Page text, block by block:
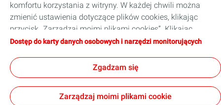
Informacje prawnePolityka prywatności
Ogólne warunki sprzedaży
Accessibility: partially compliant
Cookies
komfortu korzystania z witryny. W każdej chwili można
zmienić ustawienia dotyczące plików cookies, klikając
przycisk „Zarządzaj moimi plikami cookies”. Klikając
przycisk „Akceptuję”, wyrażają Państwo zgodę na
kliknięcia przycisku „Odmawiam”, używane będą tylko
techniczne pliki cookies niezbędne do prawidłowego
funkcjonowania strony. Więcej informacji na ten temat
można znaleźć na stronie „Karta danych osobowych i
Dostęp do karty danych osobowych i narzędzi monitorujących
Zgadzam się
Zarządzaj moimi plikami cookie